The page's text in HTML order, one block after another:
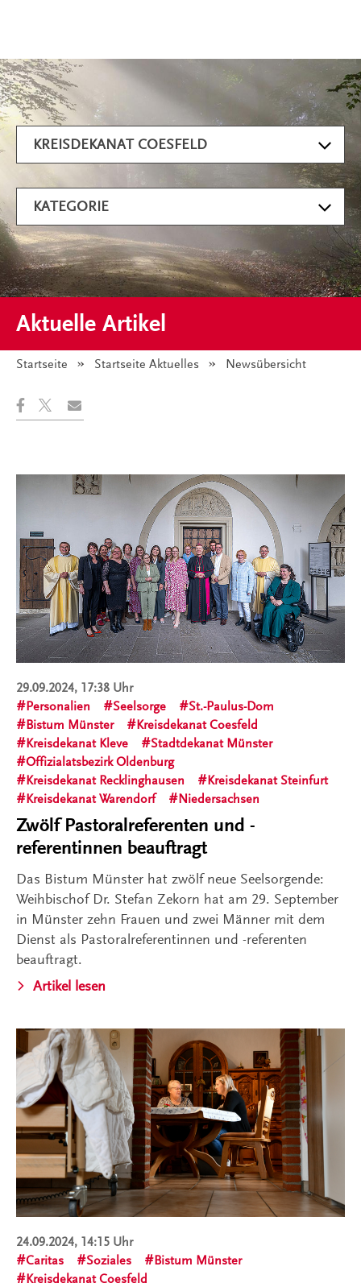
Aktuelle Artikel
Artikel filtern
KREISDEKANAT COESFELD
KATEGORIE
Startseite Startseite Aktuelles Angezeigt:
Newsübersicht
29.09.2024, 17:38 Uhr
Personalien
Seelsorge
St.-Paulus-Dom
Bistum Münster
Kreisdekanat Coesfeld
Kreisdekanat Kleve
Stadtdekanat Münster
Offizialatsbezirk Oldenburg
Kreisdekanat Recklinghausen
Kreisdekanat Steinfurt
Kreisdekanat Warendorf
Niedersachsen
Zwölf Pastoralreferenten und -
referentinnen beauftragt
Das Bistum Münster hat zwölf neue Seelsorgende:
Weihbischof Dr. Stefan Zekorn hat am 29. September
in Münster zehn Frauen und zwei Männer mit dem
Dienst als Pastoralreferentinnen und -referenten
beauftragt.
Artikel lesen
24.09.2024, 14:15 Uhr
Caritas
Soziales
Bistum Münster
Kreisdekanat Coesfeld